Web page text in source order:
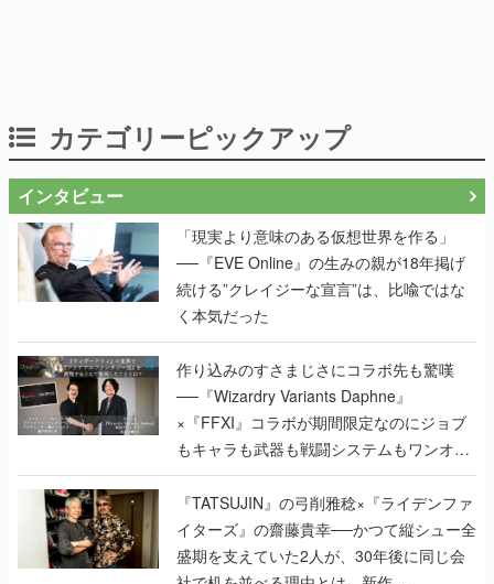
「現実より意味のある仮想世界を作る」
──『EVE Online』の生みの親が18年掲げ
く本気だった
作り込みのすさまじさにコラボ先も驚嘆
──『Wizardry Variants Daphne』
×『FFXI』コラボが期間限定なのにジョブ
もキャラも武器も戦闘システムもワンオフ
で作り込まれた理由を両ディレクターに聞
く
『TATSUJIN』の弓削雅稔×『ライデンファ
イターズ』の齋藤貴幸──かつて縦シュー全
盛期を支えていた2人が、30年後に同じ会
社で机を並べる理由とは。新作
『TATSUJIN EXTREME』で初タッグを組
んだレジェンド2人に訊く開発秘話
実写映像1000分、ルート分岐100種類以